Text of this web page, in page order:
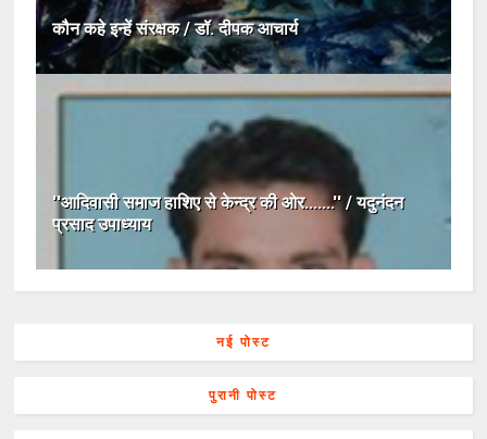
कौन कहे इन्हें संरक्षक / डॉ. दीपक आचार्य
''आदिवासी समाज हाशिए से केन्द्र की ओर.......'' / यदुनंदन
प्रसाद उपाध्याय
नई पोस्ट
पुरानी पोस्ट